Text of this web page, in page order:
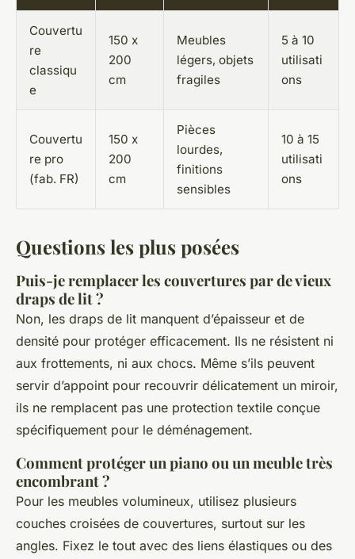
Couvertu
re
classiqu
e
150 x
200
cm
Meubles
légers, objets
fragiles
5 à 10
utilisati
ons
Couvertu
re pro
(fab. FR)
150 x
200
cm
Pièces
lourdes,
finitions
sensibles
10 à 15
utilisati
ons
Questions les plus posées
Puis-je remplacer les couvertures par de vieux
draps de lit ?
Non, les draps de lit manquent d’épaisseur et de
densité pour protéger efficacement. Ils ne résistent ni
aux frottements, ni aux chocs. Même s’ils peuvent
servir d’appoint pour recouvrir délicatement un miroir,
ils ne remplacent pas une protection textile conçue
spécifiquement pour le déménagement.
Comment protéger un piano ou un meuble très
encombrant ?
Pour les meubles volumineux, utilisez plusieurs
couches croisées de couvertures, surtout sur les
angles. Fixez le tout avec des liens élastiques ou des